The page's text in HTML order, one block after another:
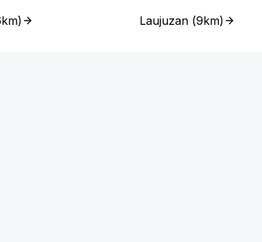
)
Laujuzan(9km)